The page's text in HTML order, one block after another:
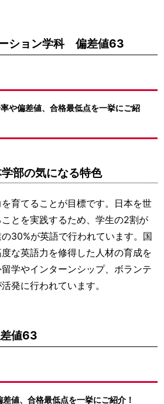
ション学科 偏差値63
や偏差値、合格最低点を一挙にご紹
部の気になる特色
育てることが目標です。日本を世
とを実践するため、学生の2割が
30%が英語で行われています。国
な英語力を修得した人材の育成を
学やインターンシップ、ボランテ
発に行われています。
値63
値、合格最低点を一挙にご紹介！
参考書
大学別